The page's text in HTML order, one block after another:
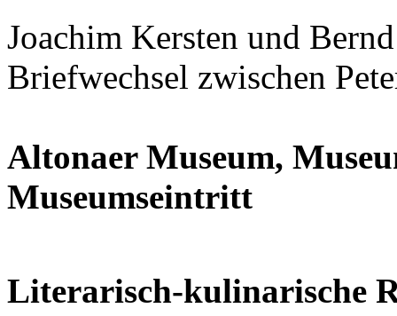
Joachim Kersten und
Briefwechsel zwischen
Altonaer Museum,
Museumseintritt
Literarisch-kulinarische